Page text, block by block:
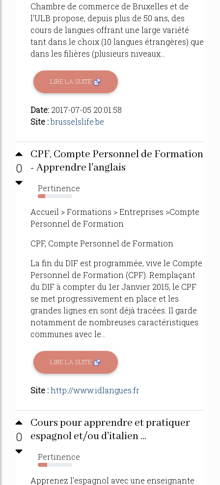
Chambre de commerce de Bruxelles et de
l'ULB propose, depuis plus de 50 ans, des
cours de langues offrant une large variété
tant dans le choix (10 langues étrangères) que
dans les filières (plusieurs niveaux...
LIRE LA SUITE
Date: 2017-07-05 20:01:58
Site :brusselslife.be
0
CPF, Compte Personnel de Formation
- Apprendre l'anglais
Pertinence
22%
Accueil > Formations > Entreprises >Compte
Personnel de Formation
CPF, Compte Personnel de Formation
La fin du DIF est programmée, vive le Compte
Personnel de Formation (CPF). Remplaçant
du DIF à compter du 1er Janvier 2015, le CPF
se met progressivement en place et les
grandes lignes en sont déjà tracées. Il garde
notamment de nombreuses caractéristiques
communes avec le...
LIRE LA SUITE
Site :http://www.idlangues.fr
0
Cours pour apprendre et pratiquer
espagnol et/ou d'italien ...
Pertinence
27%
Apprenez l'espagnol avec une enseignante